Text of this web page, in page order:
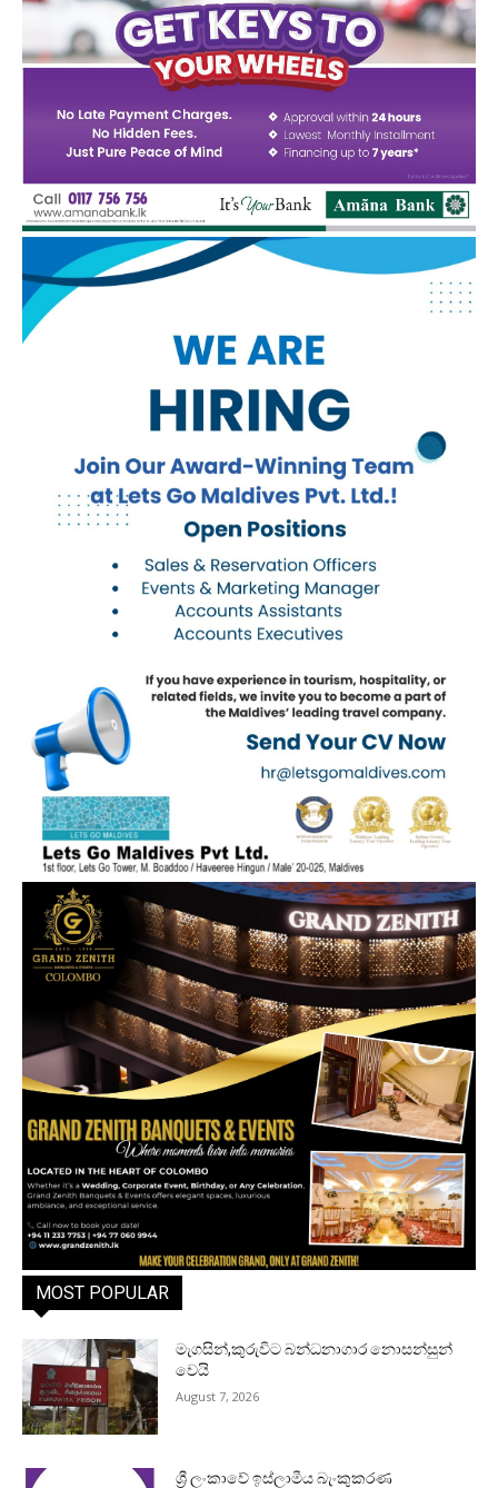
MOST POPULAR
මැගසින්,කුරුවිට බන්ධනාගාර නොසන්සුන්
වෙයි
August 7, 2026
ශ්‍රී ලංකාවේ ඉස්ලාමීය බැංකුකරණ